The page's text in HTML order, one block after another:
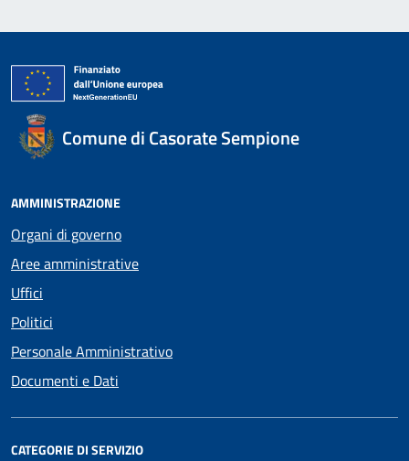
Comune di Casorate Sempione
AMMINISTRAZIONE
Organi di governo
Aree amministrative
Uffici
Politici
Personale Amministrativo
Documenti e Dati
CATEGORIE DI SERVIZIO